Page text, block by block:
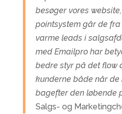
besøger vores
pointsystem går de
varme leads i
med Emailpro har
bedre styr på det flow
kunderne både når de
bagefter den løbende
Salgs- og